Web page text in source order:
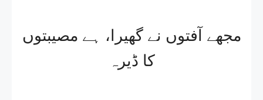
مجھے آفتوں نے گھیرا، ہے مصیبتوں
کا ڈیرہ